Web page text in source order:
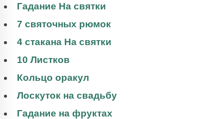
Гадание На святки
7 святочных рюмок
4 стакана На святки
10 Листков
Кольцо оракул
Лоскуток на свадьбу
Гадание на фруктах